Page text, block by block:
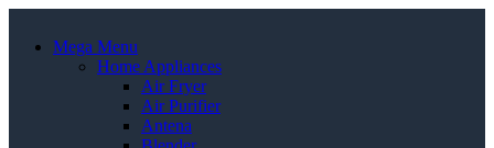
Mega Menu
Home Appliances
Air Fryer
Air Purifier
Antena